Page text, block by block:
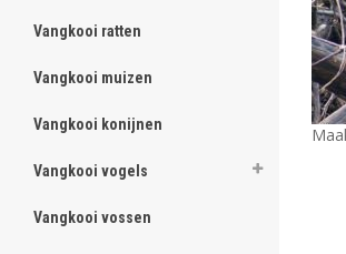
Vangkooi ratten
Vangkooi muizen
Vangkooi konijnen
Vangkooi vogels
Vangkooi vossen